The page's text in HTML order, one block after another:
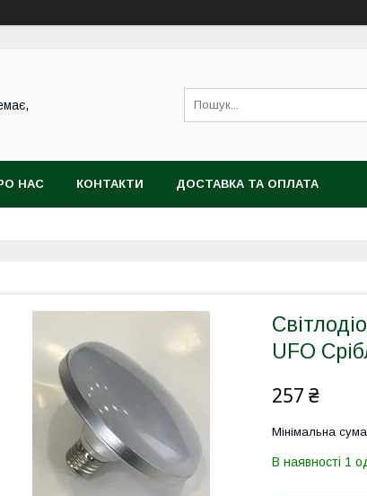
НАС КОНТАКТИ ДОСТАВКА ТА ОПЛАТА
UFO
257 ₴
Мінімальна
В наявності 1